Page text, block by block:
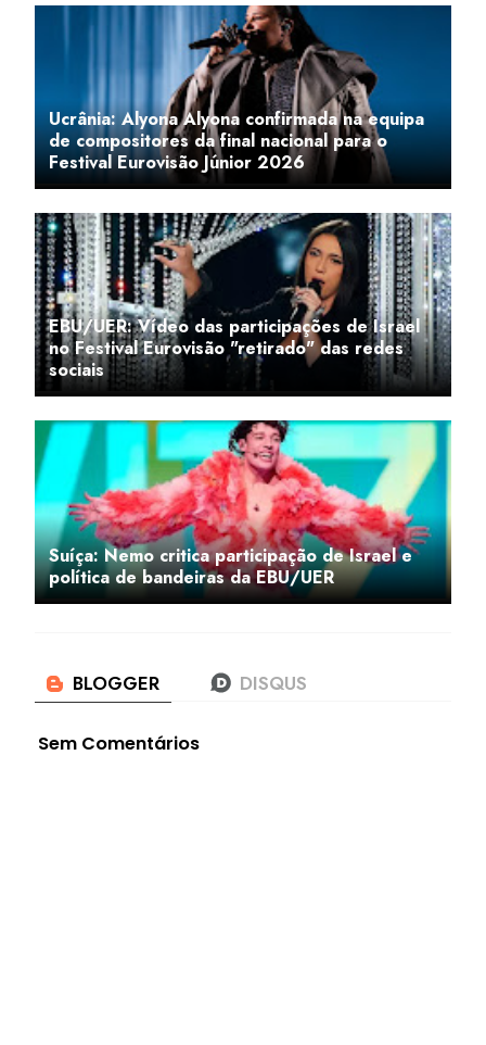
Ucrânia: Alyona Alyona confirmada na equipa
de compositores da final nacional para o
Festival Eurovisão Júnior 2026
EBU/UER: Vídeo das participações de Israel
no Festival Eurovisão "retirado" das redes
sociais
Suíça: Nemo critica participação de Israel e
política de bandeiras da EBU/UER
Sem Comentários